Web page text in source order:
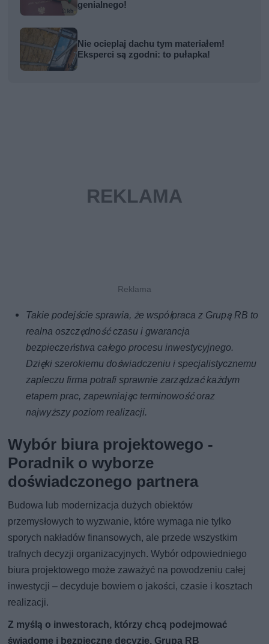
genialnego!
Nie ocieplaj dachu tym materiałem!
Eksperci są zgodni: to pułapka!
Takie podejście sprawia, że współpraca z Grupą RB to
realna oszczędność czasu i gwarancja
bezpieczeństwa całego procesu inwestycyjnego.
Dzięki szerokiemu doświadczeniu i specjalistycznemu
zapleczu firma potrafi sprawnie zarządzać każdym
etapem prac, zapewniając terminowość oraz
najwyższy poziom realizacji.
Wybór biura projektowego -
Poradnik o wyborze
doświadczonego partnera
Budowa lub modernizacja dużych obiektów
przemysłowych to wyzwanie, które wymaga nie tylko
sporych nakładów finansowych, ale przede wszystkim
trafnych decyzji organizacyjnych. Wybór odpowiedniego
biura projektowego może zaważyć na powodzeniu całej
inwestycji – decyduje bowiem o jakości, czasie i kosztach
realizacji.
Z myślą o inwestorach, którzy chcą podejmować
świadome i bezpieczne decyzje, Grupa RB